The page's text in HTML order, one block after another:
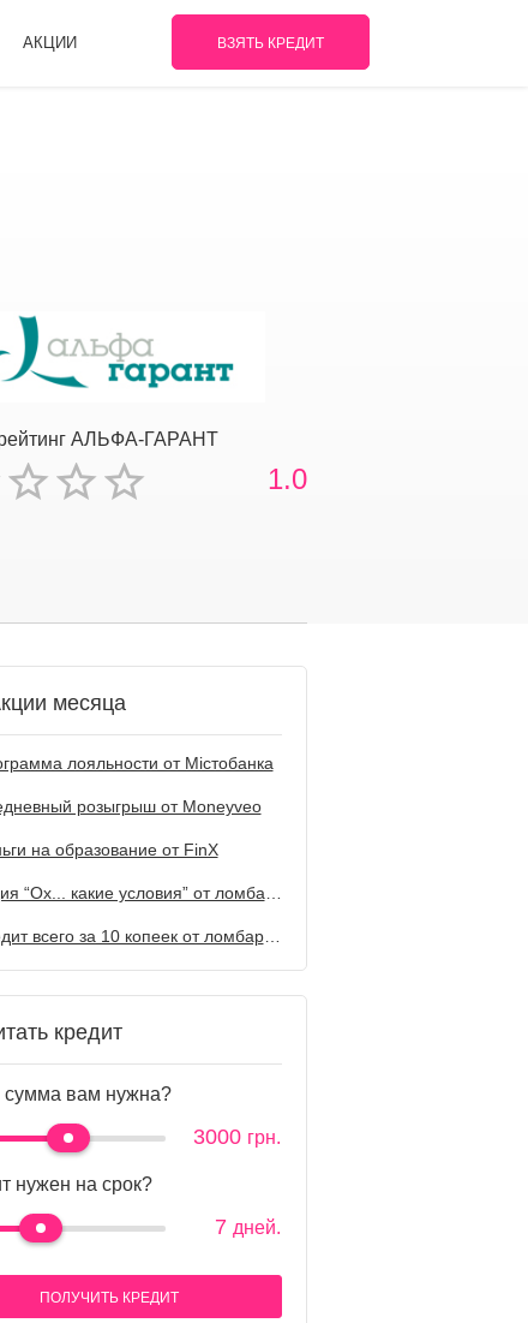
АКЦИИ ВЗЯТЬ КРЕДИТ
АЛЬФА-ГАРАНТ
1.0
месяца
лояльности от Містобанка
розыгрыш от Мoneyveo
на образование от FinX
Кредит всего за 10 копеек от ломбарда Первый
кредит
сумма вам нужна?
3000 грн.
нужен на срок?
7 дней.
ПОЛУЧИТЬ КРЕДИТ